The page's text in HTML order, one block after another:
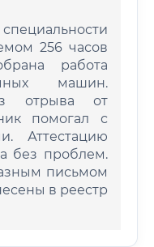
256 часов
работа
машин.
отрыва от
помогал с
Аттестацию
без проблем.
письмом
в реестр